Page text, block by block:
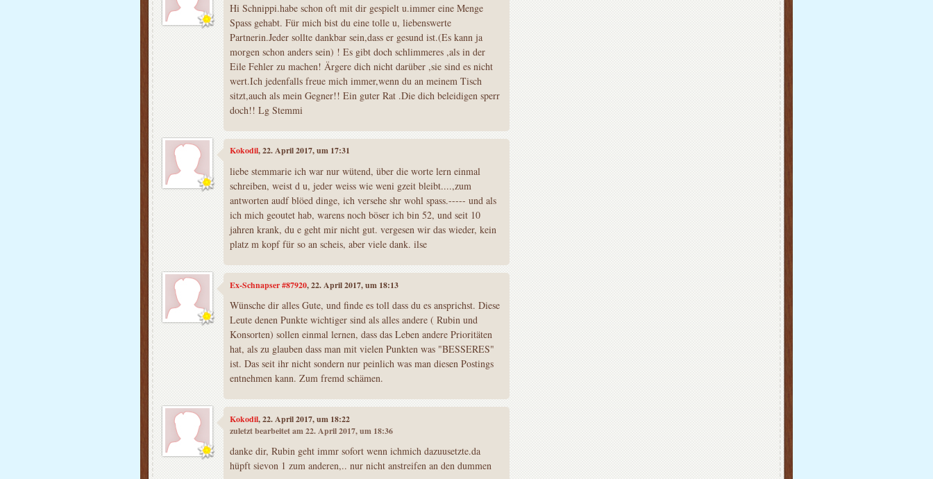
Hi Schnippi.habe schon oft mit dir gespielt u.immer eine Menge
Spass gehabt. Für mich bist du eine tolle u, liebenswerte
Partnerin.Jeder sollte dankbar sein,dass er gesund ist.(Es kann ja
morgen schon anders sein) ! Es gibt doch schlimmeres ,als in der
Eile Fehler zu machen! Ärgere dich nicht darüber ,sie sind es nicht
wert.Ich jedenfalls freue mich immer,wenn du an meinem Tisch
sitzt,auch als mein Gegner!! Ein guter Rat .Die dich beleidigen sperr
doch!! Lg Stemmi
Kokodil, 22. April 2017, um 17:31
liebe stemmarie ich war nur wütend, über die worte lern einmal
schreiben, weist d u, jeder weiss wie weni gzeit bleibt....,zum
antworten audf blöed dinge, ich versehe shr wohl spass.----- und als
ich mich geoutet hab, warens noch böser ich bin 52, und seit 10
jahren krank, du e geht mir nicht gut. vergesen wir das wieder, kein
platz m kopf für so an scheis, aber viele dank. ilse
Ex-Schnapser #87920, 22. April 2017, um 18:13
Wünsche dir alles Gute, und finde es toll dass du es ansprichst. Diese
Leute denen Punkte wichtiger sind als alles andere ( Rubin und
Konsorten) sollen einmal lernen, dass das Leben andere Prioritäten
hat, als zu glauben dass man mit vielen Punkten was "BESSERES"
ist. Das seit ihr nicht sondern nur peinlich was man diesen Postings
entnehmen kann. Zum fremd schämen.
Kokodil, 22. April 2017, um 18:22
zuletzt bearbeitet am 22. April 2017, um 18:36
danke dir, Rubin geht immr sofort wenn ichmich dazuusetzte.da
hüpft sievon 1 zum anderen,.. nur nicht anstreifen an den dummen